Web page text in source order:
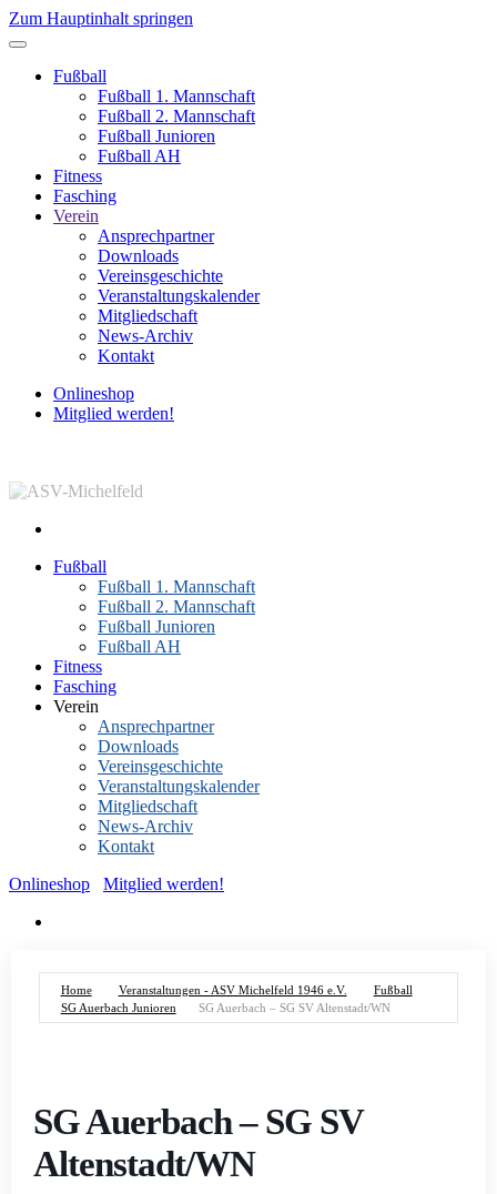
Zum Hauptinhalt springen
Fußball
Fußball 1. Mannschaft
Fußball 2. Mannschaft
Fußball Junioren
Fußball AH
Fitness
Fasching
Verein
Ansprechpartner
Downloads
Vereinsgeschichte
Veranstaltungskalender
Mitgliedschaft
News-Archiv
Kontakt
Onlineshop
Mitglied werden!
Fußball
Fußball 1. Mannschaft
Fußball 2. Mannschaft
Fußball Junioren
Fußball AH
Fitness
Fasching
Verein
Ansprechpartner
Downloads
Vereinsgeschichte
Veranstaltungskalender
Mitgliedschaft
News-Archiv
Kontakt
Onlineshop
Mitglied werden!
Home Veranstaltungen - ASV Michelfeld 1946 e.V.
Fußball
SG Auerbach Junioren
SG Auerbach – SG SV Altenstadt/WN
SG Auerbach – SG SV
Altenstadt/WN